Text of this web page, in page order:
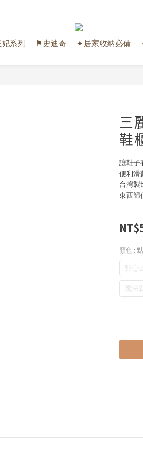
系列 ⚑史迪奇 ✦居家收納必備
三
鞋
讓鞋子
便利滑
台灣製
東西歸
顏色 :
點心
魔法